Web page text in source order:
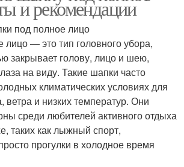
и рекомендации
под полное лицо
— это тип головного убора,
закрывает голову, лицо и шею,
на виду. Такие шапки часто
климатических условиях для
ветра и низких температур. Они
среди любителей активного отдыха
таких как лыжный спорт,
прогулки в холодное время